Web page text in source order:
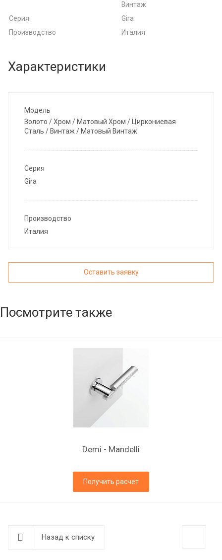
Винтаж
Серия
Gira
Производство
Италия
Характеристики
Модель
Золото / Хром / Матовый Хром / Циркониевая
Сталь / Винтаж / Матовый Винтаж
Серия
Gira
Производство
Италия
Оставить заявку
Посмотрите также
Demi - Mandelli
Получить расчет
Назад к списку